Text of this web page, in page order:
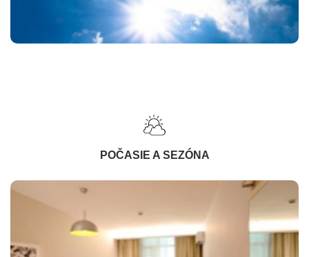
POČASIE A SEZÓNA